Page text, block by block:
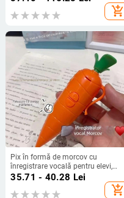
add_shopping_cart
Pix în formă de morcov cu
înregistrare vocală pentru elevi,
jucărie drăguță
35.71 - 40.28 Lei
add_shopping_cart